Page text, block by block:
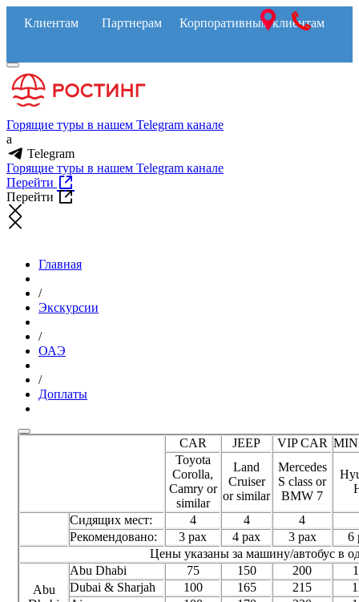
Клиентам Партнерам Корпоративным клиентам
Горящие туры в нашем Telegram канале
a
Telegram
Горящие туры в нашем Telegram канале
Перейти
Перейти
Главная
/
Экскурсии
/
ОАЭ
/
Доплаты
CAR JEEP VIP CAR
Toyota
Corolla,
Camry or
similar
Land
Cruiser
or similar
Mercedes
S class or
BMW 7
Сидящих мест: 4 4 4
Рекомендовано:
3 pax 4 pax 3 pax
6
Цены указаны за машину/автобус в
Abu
Abu Dhabi 75 150 200
Dubai & Sharjah
100 165 215